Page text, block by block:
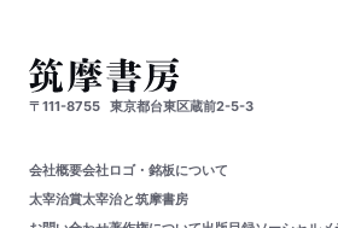
〒111-8755 東京都台東区蔵前2-5-3
会社概要会社ロゴ・銘板について
太宰治賞太宰治と筑摩書房